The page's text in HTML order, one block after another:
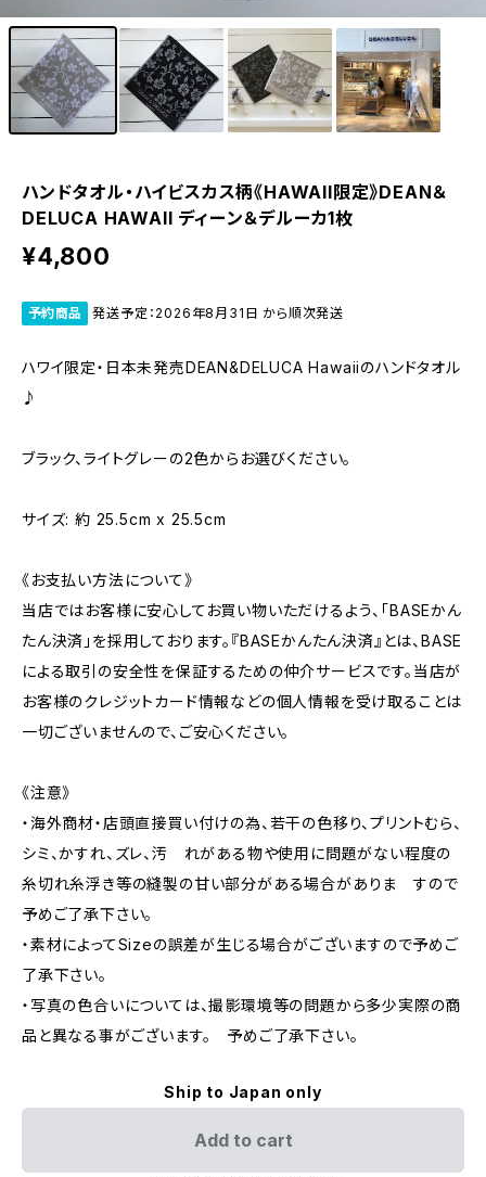
ハンドタオル・ハイビスカス柄《HAWAII限定》DEAN＆
DELUCA HAWAII ディーン＆デルーカ1枚
¥4,800
予約商品 発送予定：2026年8月31日 から順次発送
ハワイ限定・日本未発売DEAN&DELUCA Hawaiiのハンドタオル
♪
ブラック、ライトグレーの2色からお選びください。
サイズ: 約 25.5cm x 25.5cm
《お支払い方法について》
当店ではお客様に安心してお買い物いただけるよう、「BASEかん
たん決済」を採用しております。『BASEかんたん決済』とは、BASE
による取引の安全性を保証するための仲介サービスです。当店が
お客様のクレジットカード情報などの個人情報を受け取ることは
一切ございませんので、ご安心ください。
《注意》
・海外商材・店頭直接買い付けの為、若干の色移り、プリントむら、
シミ、かすれ、ズレ、汚 れがある物や使用に問題がない程度の
糸切れ糸浮き等の縫製の甘い部分がある場合がありま すので
予めご了承下さい。
・素材によってSizeの誤差が生じる場合がございますので予めご
了承下さい。
・写真の色合いについては、撮影環境等の問題から多少実際の商
品と異なる事がございます。 予めご了承下さい。
Ship to Japan only
Add to cart